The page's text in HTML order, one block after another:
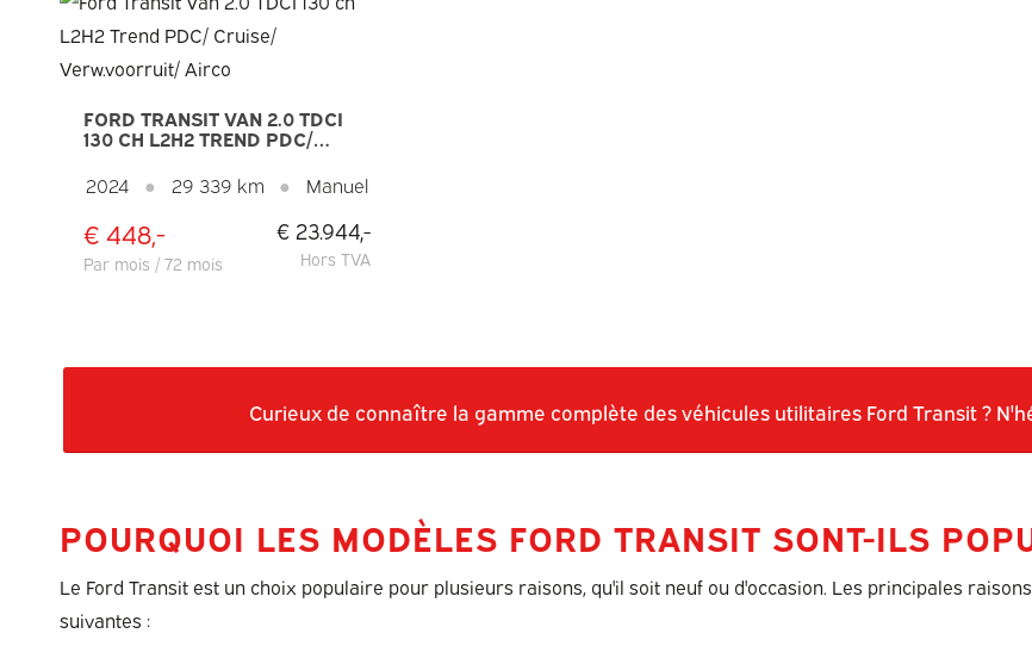
FORD TRANSIT VAN 2.0 TDCI
130 CH L2H2 TREND PDC/
CRUISE/ VERW.VOORRUIT/
AIRCO
2024 ● 29 339 km ● Manuel
€ 448,-
Par mois / 72 mois
€ 23.944,-
Hors TVA
Curieux de connaître la gamme complète des véhicules utilitaires Ford Transit ?
POURQUOI LES MODÈLES FORD TRANSIT SONT-ILS
Le Ford Transit est un choix populaire pour plusieurs raisons, qu'il soit neuf ou d'occasion. Les principales
suivantes :